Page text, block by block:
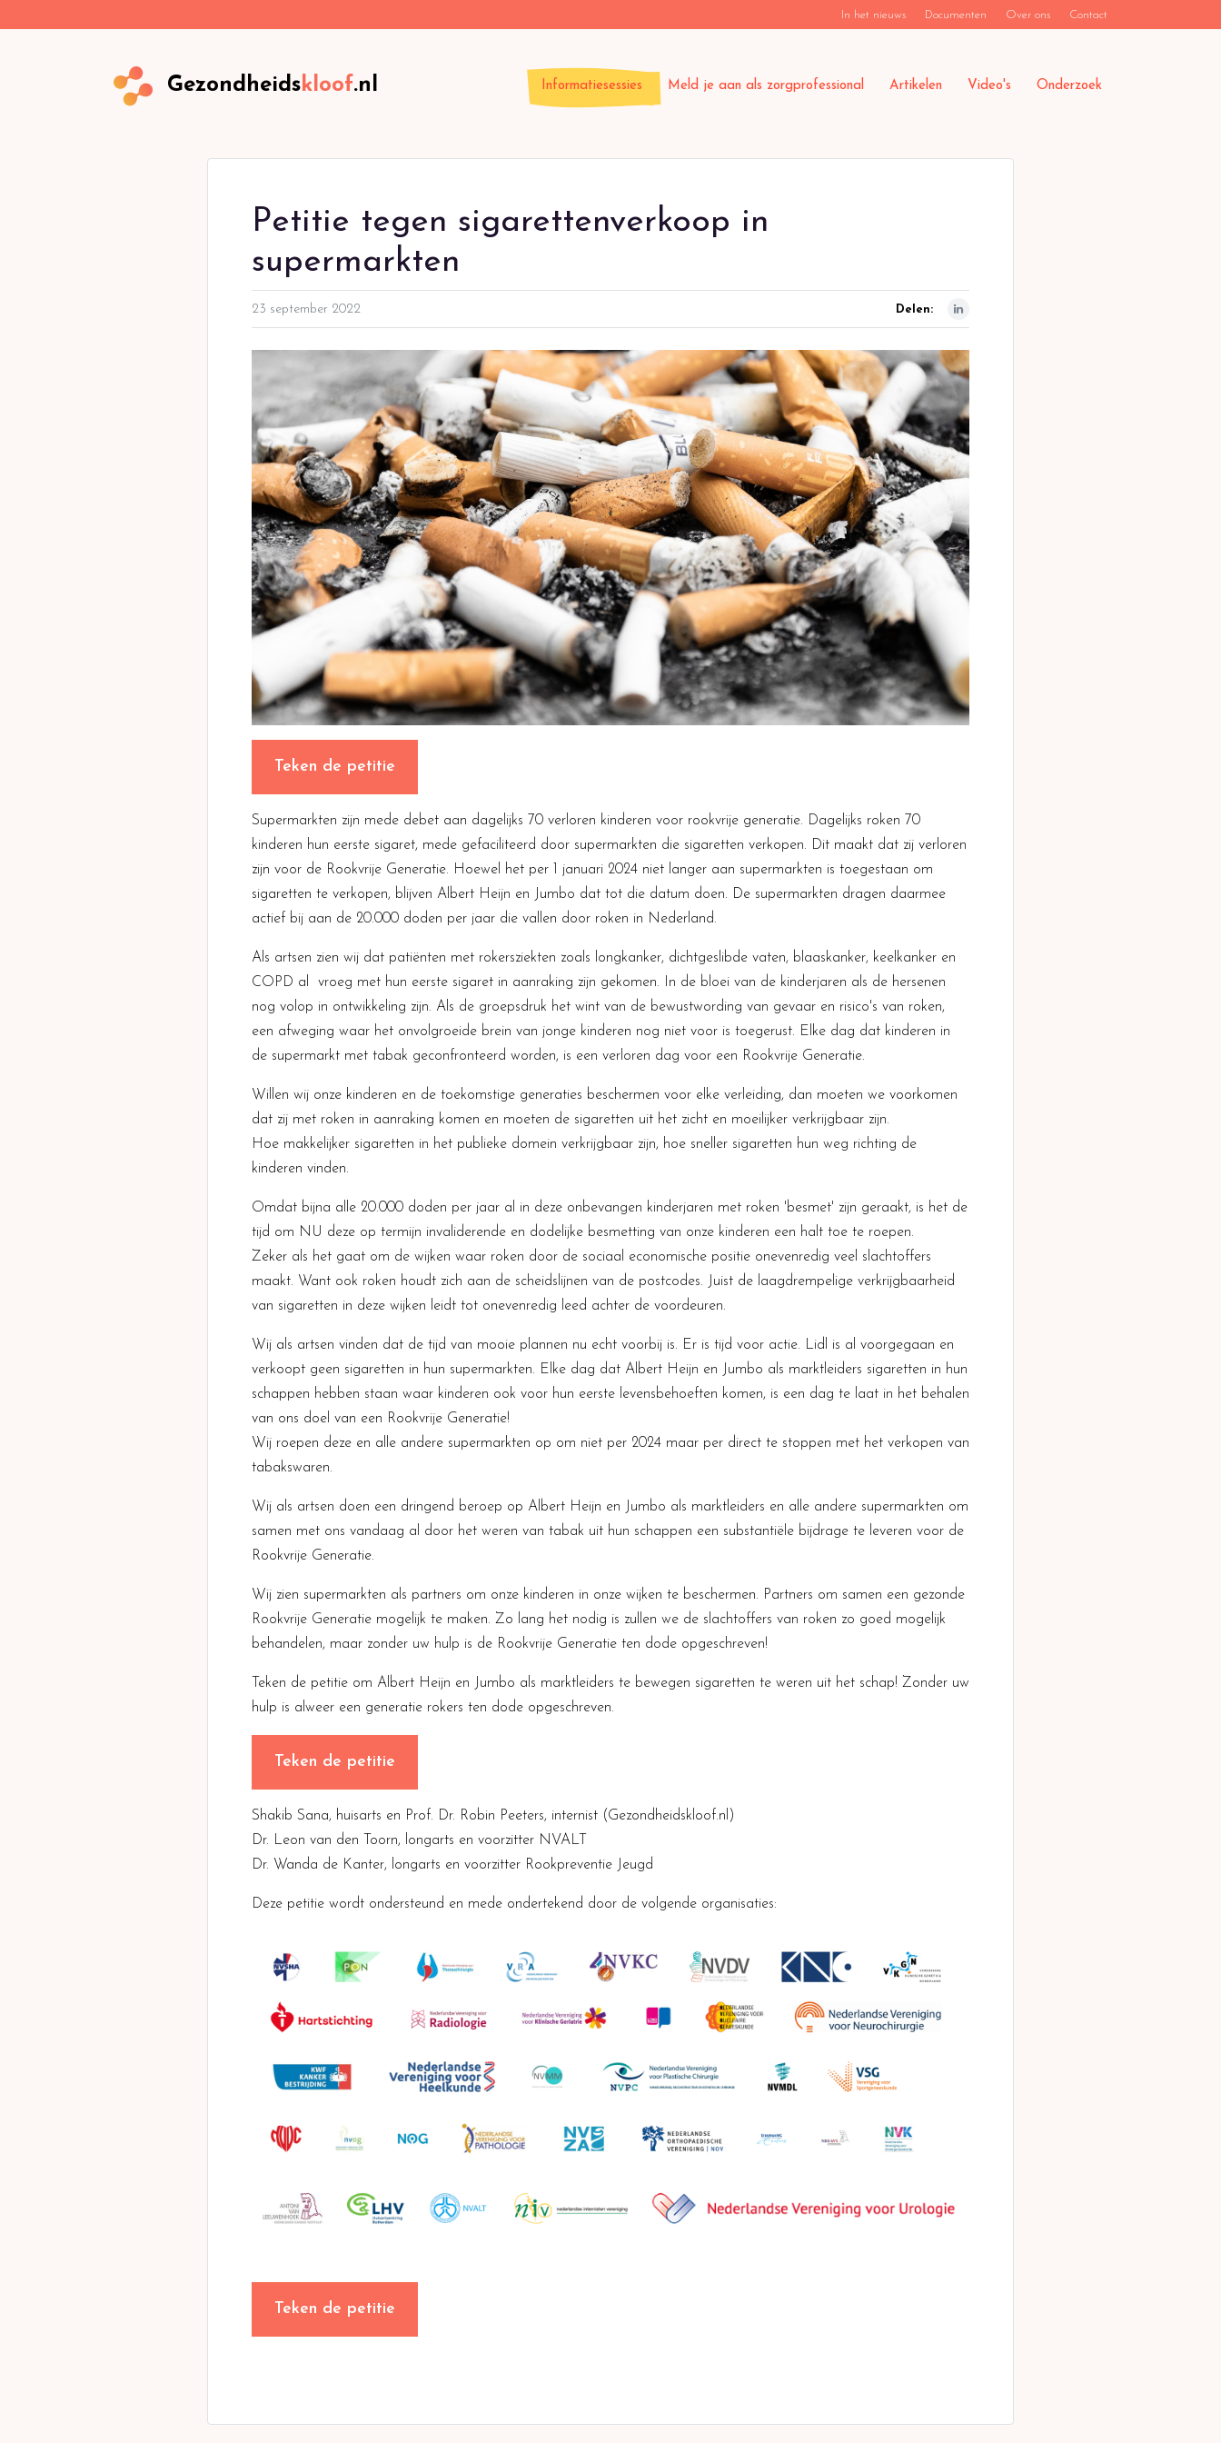
In het nieuws Documenten Over ons Contact
Gezondheids kloof.nl Informatiesessies Meld je aan als zorgprofessional Artikelen Video's Onderzoek
Petitie tegen sigarettenverkoop in
supermarkten
23 september 2022 Delen:
Teken de petitie
Supermarkten zijn mede debet aan dagelijks 70 verloren kinderen voor rookvrije generatie. Dagelijks roken 70
kinderen hun eerste sigaret, mede gefaciliteerd door supermarkten die sigaretten verkopen. Dit maakt dat zij verloren
zijn voor de Rookvrije Generatie. Hoewel het per 1 januari 2024 niet langer aan supermarkten is toegestaan om
sigaretten te verkopen, blijven Albert Heijn en Jumbo dat tot die datum doen. De supermarkten dragen daarmee
actief bij aan de 20.000 doden per jaar die vallen door roken in Nederland.
Als artsen zien wij dat patiënten met rokersziekten zoals longkanker, dichtgeslibde vaten, blaaskanker, keelkanker en
COPD al vroeg met hun eerste sigaret in aanraking zijn gekomen. In de bloei van de kinderjaren als de hersenen
nog volop in ontwikkeling zijn. Als de groepsdruk het wint van de bewustwording van gevaar en risico's van roken,
een afweging waar het onvolgroeide brein van jonge kinderen nog niet voor is toegerust. Elke dag dat kinderen in
de supermarkt met tabak geconfronteerd worden, is een verloren dag voor een Rookvrije Generatie.
Willen wij onze kinderen en de toekomstige generaties beschermen voor elke verleiding, dan moeten we voorkomen
dat zij met roken in aanraking komen en moeten de sigaretten uit het zicht en moeilijker verkrijgbaar zijn.
Hoe makkelijker sigaretten in het publieke domein verkrijgbaar zijn, hoe sneller sigaretten hun weg richting de
kinderen vinden.
Omdat bijna alle 20.000 doden per jaar al in deze onbevangen kinderjaren met roken 'besmet' zijn geraakt, is het de
tijd om NU deze op termijn invaliderende en dodelijke besmetting van onze kinderen een halt toe te roepen.
Zeker als het gaat om de wijken waar roken door de sociaal economische positie onevenredig veel slachtoffers
maakt. Want ook roken houdt zich aan de scheidslijnen van de postcodes. Juist de laagdrempelige verkrijgbaarheid
van sigaretten in deze wijken leidt tot onevenredig leed achter de voordeuren.
Wij als artsen vinden dat de tijd van mooie plannen nu echt voorbij is. Er is tijd voor actie. Lidl is al voorgegaan en
verkoopt geen sigaretten in hun supermarkten. Elke dag dat Albert Heijn en Jumbo als marktleiders sigaretten in hun
schappen hebben staan waar kinderen ook voor hun eerste levensbehoeften komen, is een dag te laat in het behalen
van ons doel van een Rookvrije Generatie!
Wij roepen deze en alle andere supermarkten op om niet per 2024 maar per direct te stoppen met het verkopen van
tabakswaren.
Wij als artsen doen een dringend beroep op Albert Heijn en Jumbo als marktleiders en alle andere supermarkten om
samen met ons vandaag al door het weren van tabak uit hun schappen een substantiële bijdrage te leveren voor de
Rookvrije Generatie.
Wij zien supermarkten als partners om onze kinderen in onze wijken te beschermen. Partners om samen een gezonde
Rookvrije Generatie mogelijk te maken. Zo lang het nodig is zullen we de slachtoffers van roken zo goed mogelijk
behandelen, maar zonder uw hulp is de Rookvrije Generatie ten dode opgeschreven!
Teken de petitie om Albert Heijn en Jumbo als marktleiders te bewegen sigaretten te weren uit het schap! Zonder uw
hulp is alweer een generatie rokers ten dode opgeschreven.
Teken de petitie
Shakib Sana, huisarts en Prof. Dr. Robin Peeters, internist (Gezondheidskloof.nl)
Dr. Leon van den Toorn, longarts en voorzitter NVALT
Dr. Wanda de Kanter, longarts en voorzitter Rookpreventie Jeugd
Deze petitie wordt ondersteund en mede ondertekend door de volgende organisaties:
Teken de petitie